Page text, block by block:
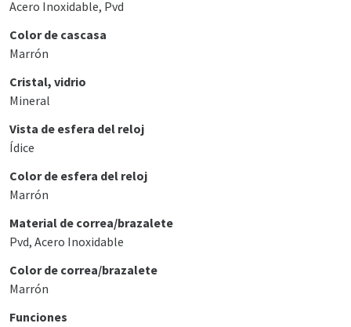
Acero Inoxidable, Pvd
Color de cascasa
Marrón
Cristal, vidrio
Mineral
Vista de esfera del reloj
Ídice
Color de esfera del reloj
Marrón
Material de correa/brazalete
Pvd, Acero Inoxidable
Color de correa/brazalete
Marrón
Funciones